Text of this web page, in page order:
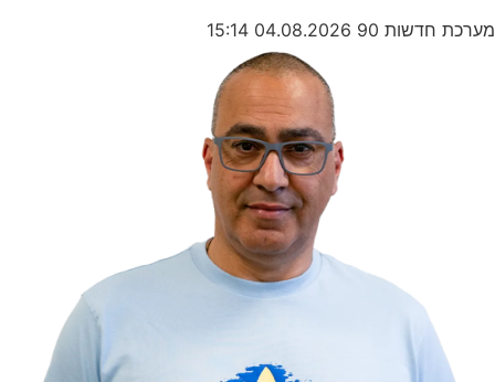
מערכת חדשות 90 04.08.2026
15:14